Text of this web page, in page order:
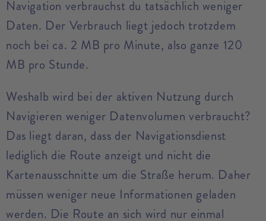
Navigation verbrauchst du tatsächlich weniger
Daten. Der Verbrauch liegt jedoch trotzdem
noch bei ca. 2 MB pro Minute, also ganze 120
MB pro Stunde.
Weshalb wird bei der aktiven Nutzung durch
Navigieren weniger Datenvolumen verbraucht?
Das liegt daran, dass der Navigationsdienst
lediglich die Route anzeigt und nicht die
Kartenausschnitte um die Straße herum. Daher
müssen weniger neue Informationen geladen
werden. Die Route an sich wird nur einmal